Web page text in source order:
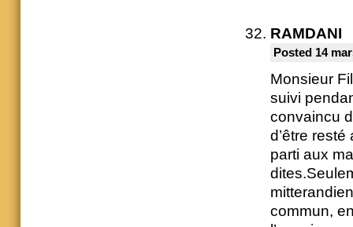
RAMDANI
Posted 14
Monsieur
suivi
convaincu
d’être
parti aux
commun,